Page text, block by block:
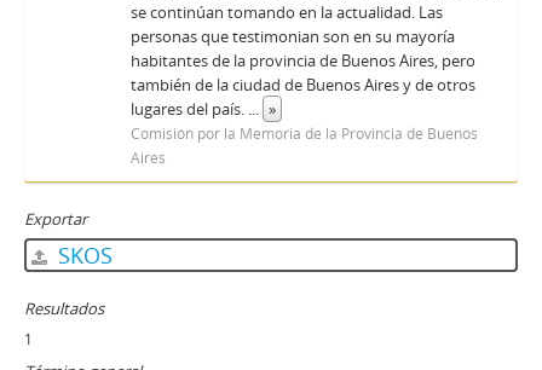
se continúan tomando en la actualidad. Las
personas que testimonian son en su mayoría
habitantes de la provincia de Buenos Aires, pero
también de la ciudad de Buenos Aires y de otros
lugares del país. ... »
Comisión por la Memoria de la Provincia de Buenos
Aires
Exportar
SKOS
Resultados
1